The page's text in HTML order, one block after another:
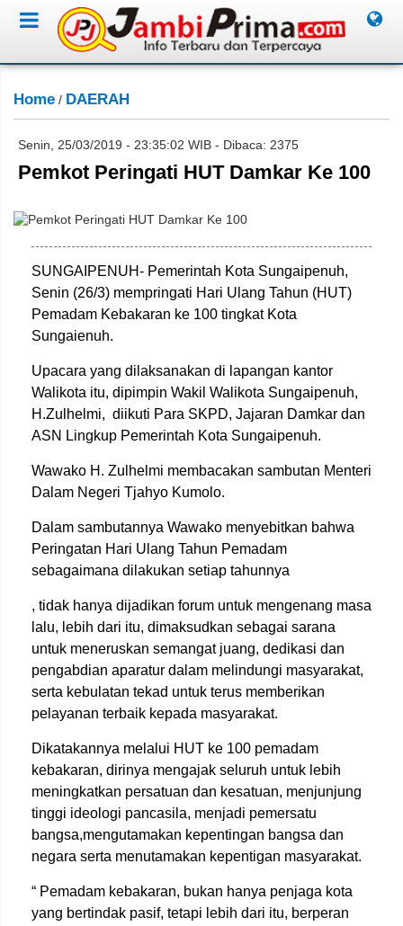
Home / DAERAH
Senin, 25/03/2019 - 23:35:02 WIB - Dibaca: 2375
Pemkot Peringati HUT Damkar Ke 100
SUNGAIPENUH- Pemerintah Kota Sungaipenuh,
Senin (26/3) mempringati Hari Ulang Tahun (HUT)
Pemadam Kebakaran ke 100 tingkat Kota
Sungaienuh.
Upacara yang dilaksanakan di lapangan kantor
Walikota itu, dipimpin Wakil Walikota Sungaipenuh,
H.Zulhelmi, diikuti Para SKPD, Jajaran Damkar dan
ASN Lingkup Pemerintah Kota Sungaipenuh.
Wawako H. Zulhelmi membacakan sambutan Menteri
Dalam Negeri Tjahyo Kumolo.
Dalam sambutannya Wawako menyebitkan bahwa
Peringatan Hari Ulang Tahun Pemadam
sebagaimana dilakukan setiap tahunnya
, tidak hanya dijadikan forum untuk mengenang masa
lalu, lebih dari itu, dimaksudkan sebagai sarana
untuk meneruskan semangat juang, dedikasi dan
pengabdian aparatur dalam melindungi masyarakat,
serta kebulatan tekad untuk terus memberikan
pelayanan terbaik kepada masyarakat.
Dikatakannya melalui HUT ke 100 pemadam
kebakaran, dirinya mengajak seluruh untuk lebih
meningkatkan persatuan dan kesatuan, menjunjung
tinggi ideologi pancasila, menjadi pemersatu
bangsa,mengutamakan kepentingan bangsa dan
negara serta menutamakan kepentigan masyarakat.
“ Pemadam kebakaran, bukan hanya penjaga kota
yang bertindak pasif, tetapi lebih dari itu, berperan